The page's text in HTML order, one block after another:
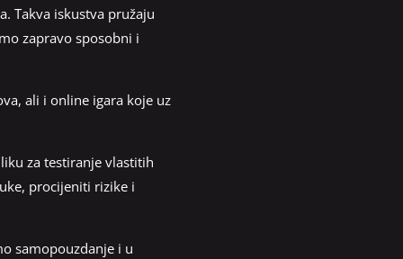
Takva iskustva pružaju
zapravo sposobni i
ali i online igara koje uz
za testiranje vlastitih
procijeniti rizike i
samopouzdanje i u